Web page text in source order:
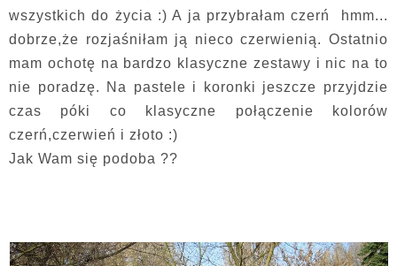
wszystkich do życia :) A ja przybrałam czerń hmm...
dobrze,że rozjaśniłam ją nieco czerwienią. Ostatnio
mam ochotę na bardzo klasyczne zestawy i nic na to
nie poradzę. Na pastele i koronki jeszcze przyjdzie
czas póki co klasyczne połączenie kolorów
czerń,czerwień i złoto :)
Jak Wam się podoba ??